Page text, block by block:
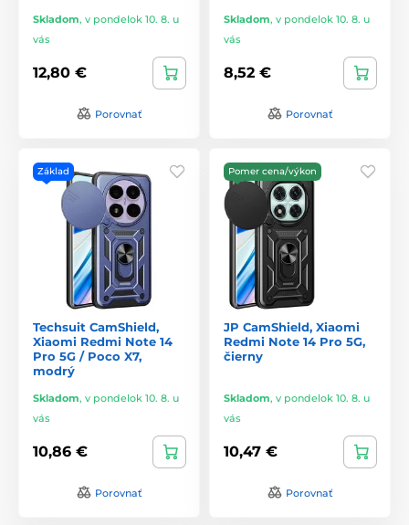
Skladom, v pondelok 10. 8. u
vás
12,80 €
Porovnať
Skladom, v pondelok 10. 8. u
vás
8,52 €
Porovnať
Základ
Techsuit CamShield,
Xiaomi Redmi Note 14
Pro 5G / Poco X7,
modrý
Skladom, v pondelok 10. 8. u
vás
10,86 €
Porovnať
Pomer cena/výkon
JP CamShield, Xiaomi
Redmi Note 14 Pro 5G,
čierny
Skladom, v pondelok 10. 8. u
vás
10,47 €
Porovnať